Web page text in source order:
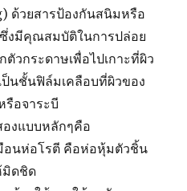
ด้วยสารป้องกันสนิมหรือ
ซึ่งมีคุณสมบัติในการปล่อย
วกระดาษเพื่อไปเกาะที่ผิว
นชั้นฟิล์มเคลือบที่ผิวของ
อจาระบี
องแบบหลักๆคือ
นห่อโรตี คือห่อหุ้มตัวชิ้น
มิดชิด